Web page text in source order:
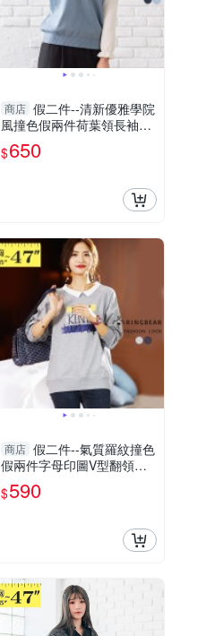
商店 假二件--清新優雅學院
風撞色假兩件荷葉領長袖針
織/毛衣(黑.藍XL-3L)-X426
眼圈熊中大尺碼
$650
商店 假二件--氣質羅紋撞色
假兩件字母印圖V型翻領長
袖上衣(淺灰.深灰L-3L)-X42
2眼圈熊中大尺碼
$590